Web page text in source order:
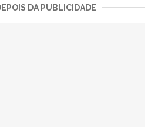
DA PUBLICIDADE